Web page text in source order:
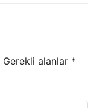
Gerekli alanlar *